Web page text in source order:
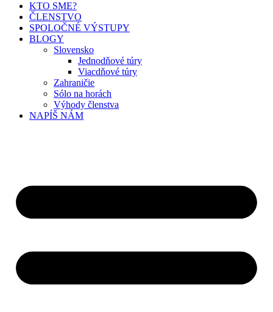
KTO SME?
ČLENSTVO
SPOLOČNÉ VÝSTUPY
BLOGY
Slovensko
Jednodňové túry
Viacdňové túry
Zahraničie
Sólo na horách
Výhody členstva
NAPÍŠ NÁM